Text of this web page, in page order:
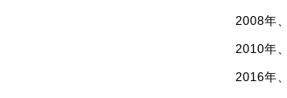
2008年
2010年
2016年